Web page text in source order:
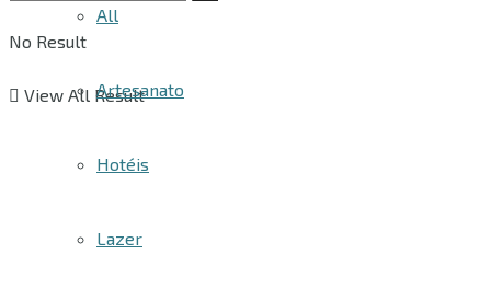
No Result
View All Result
All
Artesanato
Hotéis
Lazer